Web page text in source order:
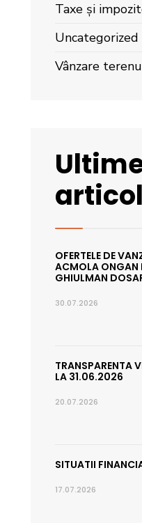
Taxe și
Uncategorized
Vânzare
OFERTELE DE
ACMOLA ONGAN
GHIULMAN
30.07.2026
TRANSPARENTA
LA 31.06.2026
20.07.2026
SITUATII
17.07.2026